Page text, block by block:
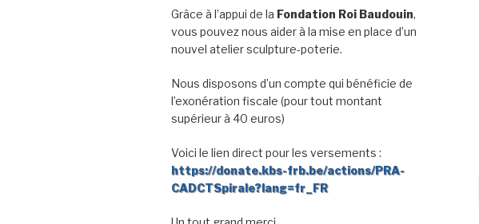
Grâce à l’appui de la Fondation Roi Baudouin,
vous pouvez nous aider à la mise en place d’un
nouvel atelier sculpture-poterie.
Nous disposons d’un compte qui bénéficie de
l’exonération fiscale (pour tout montant
supérieur à 40 euros)
Voici le lien direct pour les versements :
https://donate.kbs-frb.be/actions/PRA-
CADCTSpirale?lang=fr_FR